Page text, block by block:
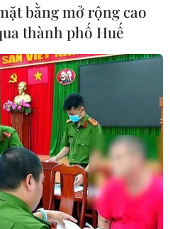
Tổng thống Trump
Fed
bằng mở rộng cao
thành phố Huế